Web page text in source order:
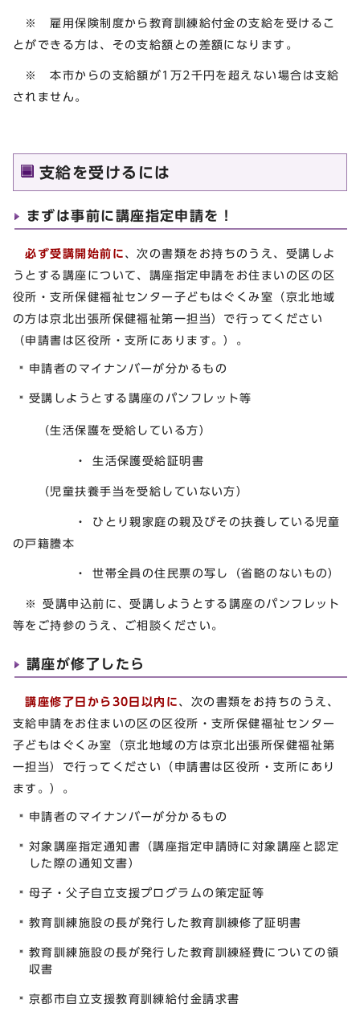
※ 雇用保険制度から教育訓練給付金の支給を受けるこ
とができる方は、その支給額との差額になります。
※ 本市からの支給額が1万2千円を超えない場合は支給
されません。
支給を受けるには
まずは事前に講座指定申請を！
必ず受講開始前に 、次の書類をお持ちのうえ、受講しよ
うとする講座について、講座指定申請をお住まいの区の区
役所・支所保健福祉センター子どもはぐくみ室（京北地域
の方は京北出張所保健福祉第一担当）で行ってください
（申請書は区役所・支所にあります。）。
申請者のマイナンバーが分かるもの
受講しようとする講座のパンフレット等
（生活保護を受給している方）
・ 生活保護受給証明書
（児童扶養手当を受給していない方）
・ ひとり親家庭の親及びその扶養している児童
の戸籍謄本
・ 世帯全員の住民票の写し（省略のないもの）
※ 受講申込前に、受講しようとする講座のパンフレット
等をご持参のうえ、ご相談ください。
講座が修了したら
講座修了日から30日以内に 、次の書類をお持ちのうえ、
支給申請をお住まいの区の区役所・支所保健福祉センター
子どもはぐくみ室（京北地域の方は京北出張所保健福祉第
一担当）で行ってください（申請書は区役所・支所にあり
ます。）。
申請者のマイナンバーが分かるもの
対象講座指定通知書（講座指定申請時に対象講座と認定
した際の通知文書）
母子・父子自立支援プログラムの策定証等
教育訓練施設の長が発行した教育訓練修了証明書
教育訓練施設の長が発行した教育訓練経費についての領
収書
京都市自立支援教育訓練給付金請求書